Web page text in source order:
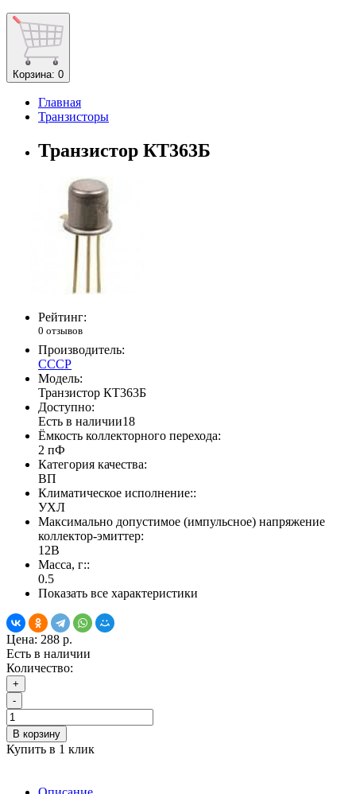
Корзина: 0
Главная
Транзисторы
Транзистор КТ363Б
Рейтинг:
0 отзывов
Производитель:
СССР
Модель:
Транзистор КТ363Б
Доступно:
Есть в наличии18
Ёмкость коллекторного перехода:
2 пФ
Категория качества:
ВП
Климатическое исполнение::
УХЛ
Максимально допустимое (импульсное) напряжение
коллектор-эмиттер:
12В
Масса, г::
0.5
Показать все характеристики
Цена: 288 р.
Есть в наличии
Количество:
+
-
В корзину
Купить в 1 клик